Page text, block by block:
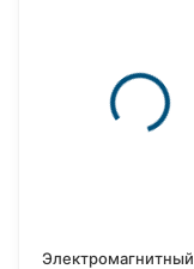
Электромагнитный